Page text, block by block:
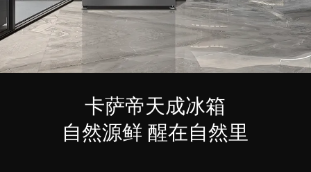
卡萨帝天成冰箱
自然源鲜 醒在自然里